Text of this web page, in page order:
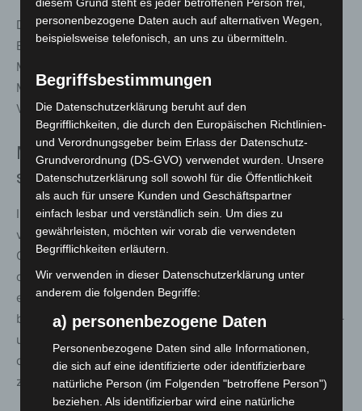
Durch die neue Satzung gehören DFV-Präsident, THW-
Bundesvereinigung und die Stadt Fulda als „geborene
Mitglieder“ dauerhaft dem Vorstand an. Damit erhält das
Museum langfristig eine solide institutionelle
Verankerung.
Museumskonzept vereint Selbsthilfe und
staatlichen Bevölkerungsschutz
In der geplanten Dauerausstellung wird die Entwicklung
von Feuerwehren und THW in eine übergeordnete
Geschichte eingebettet: die jahrhundertelange Suche
der Gesellschaft nach Sicherheit. Das Konzept bringt
erstmals bürgerschaftliche Selbstorganisation – wie sie
besonders in den Freiwilligen Feuerwehren gelebt wird –
und das staatliche Schutzversprechen, repräsentiert
durch das THW, in einer gemeinsamen Darstellung
zusammen.
personenbezogene Daten auch auf alternativen Wegen,
beispielsweise telefonisch, an uns zu übermitteln.
Begriffsbestimmungen
Die Datenschutzerklärung beruht auf den
Begrifflichkeiten, die durch den Europäischen Richtlinien-
und Verordnungsgeber beim Erlass der Datenschutz-
Grundverordnung (DS-GVO) verwendet wurden. Unsere
Datenschutzerklärung soll sowohl für die Öffentlichkeit
als auch für unsere Kunden und Geschäftspartner
einfach lesbar und verständlich sein. Um dies zu
gewährleisten, möchten wir vorab die verwendeten
Begrifflichkeiten erläutern.
Wir verwenden in dieser Datenschutzerklärung unter
anderem die folgenden Begriffe:
a) personenbezogene Daten
Personenbezogene Daten sind alle Informationen,
die sich auf eine identifizierte oder identifizierbare
natürliche Person (im Folgenden "betroffene Person")
beziehen. Als identifizierbar wird eine natürliche